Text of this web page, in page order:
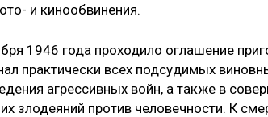
и кинообвинения.
1946 года проходило оглашение
практически всех подсудимых
агрессивных войн, а также в
злодеяний против человечности. К